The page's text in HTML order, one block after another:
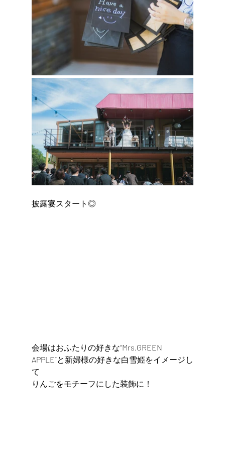
披露宴スタート◎
会場はおふたりの好きな“Mrs.GREEN
APPLE”と新婦様の好きな白雪姫をイメージし
て
りんごをモチーフにした装飾に！